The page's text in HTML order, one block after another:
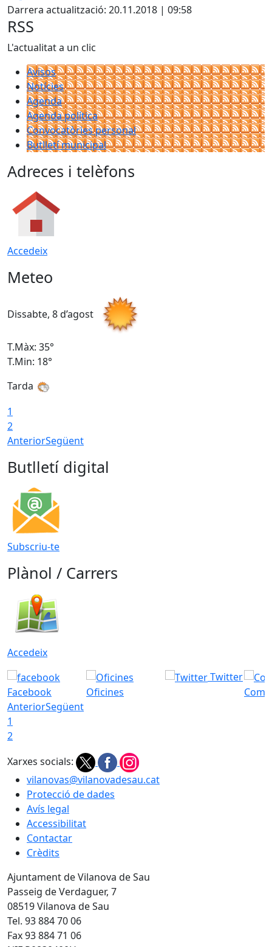
Darrera actualització: 20.11.2018 | 09:58
RSS
L'actualitat a un clic
Avisos
Notícies
Agenda
Agenda política
Convocatòries personal
Butlletí municipal
Adreces i telèfons
Accedeix
Meteo
Dissabte, 8 d’agost
T.Màx: 35°
T.Min: 18°
Tarda
1
2
AnteriorSegüent
Butlletí digital
Subscriu-te
Plànol / Carrers
Accedeix
Facebook Oficines
Twitter
Com
AnteriorSegüent
1
2
Xarxes socials:
vilanovas@vilanovadesau.cat
Protecció de dades
Avís legal
Accessibilitat
Contactar
Crèdits
Ajuntament de Vilanova de Sau
Passeig de Verdaguer, 7
08519 Vilanova de Sau
Tel. 93 884 70 06
Fax 93 884 71 06